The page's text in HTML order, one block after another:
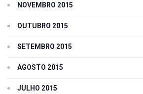
NOVEMBRO 2015
OUTUBRO 2015
SETEMBRO 2015
AGOSTO 2015
JULHO 2015